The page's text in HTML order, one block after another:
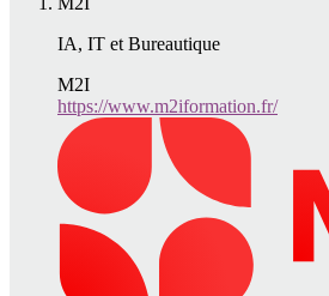
IA, IT et Bureautique
M2I
https://www.m2iformation.fr/